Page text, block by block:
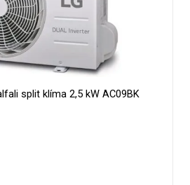
split klíma 2,5 kW AC09BK